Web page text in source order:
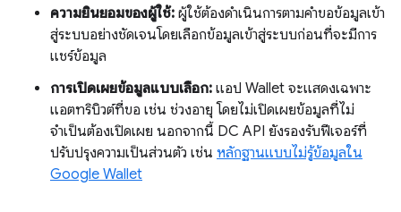
ความยินยอมของผู้ใช้: ผู้ใช้ต้องดำเนินการตามคำขอข้อมูลเข้า
สู่ระบบอย่างชัดเจนโดยเลือกข้อมูลเข้าสู่ระบบก่อนที่จะมีการ
แชร์ข้อมูล
การเปิดเผยข้อมูลแบบเลือก: แอป Wallet จะแสดงเฉพาะ
แอตทริบิวต์ที่ขอ เช่น ช่วงอายุ โดยไม่เปิดเผยข้อมูลที่ไม่
จำเป็นต้องเปิดเผย นอกจากนี้ DC API ยังรองรับฟีเจอร์ที่
ปรับปรุงความเป็นส่วนตัว เช่น หลักฐานแบบไม่รู้ข้อมูลใน
Google Wallet